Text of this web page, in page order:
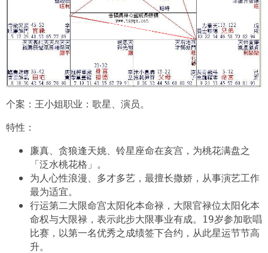
个案：王小姐职业：歌星、演员。
特性：
廉真、贪狼逢天姚、铃星座命在亥宫，为桃花满盘之
「泛水桃花格」。
为人心性浪漫、多才多艺，最擅长撒娇，从事演艺工作
最为适宜。
行运第二大限命宫太阳化本命禄，大限官禄位太阳化本
命权与大限禄，表示此步大限事业有成。19岁参加歌唱
比赛，以第一名优秀之成绩签下合约，从此星运节节高
升。